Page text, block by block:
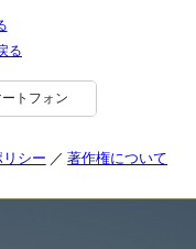
る
ートフォン
シー 著作権について